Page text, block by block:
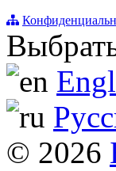
© 2026